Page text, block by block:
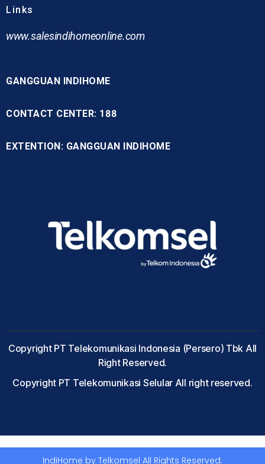
Links
www.salesindihomeonline.com
GANGGUAN INDIHOME
CONTACT CENTER: 188
EXTENTION: GANGGUAN INDIHOME
Copyright PT Telekomunikasi Indonesia (Persero) Tbk All
Right Reserved.
Copyright PT Telekomunikasi Selular All right reserved.
IndiHome by Telkomsel All Rights Reserved.